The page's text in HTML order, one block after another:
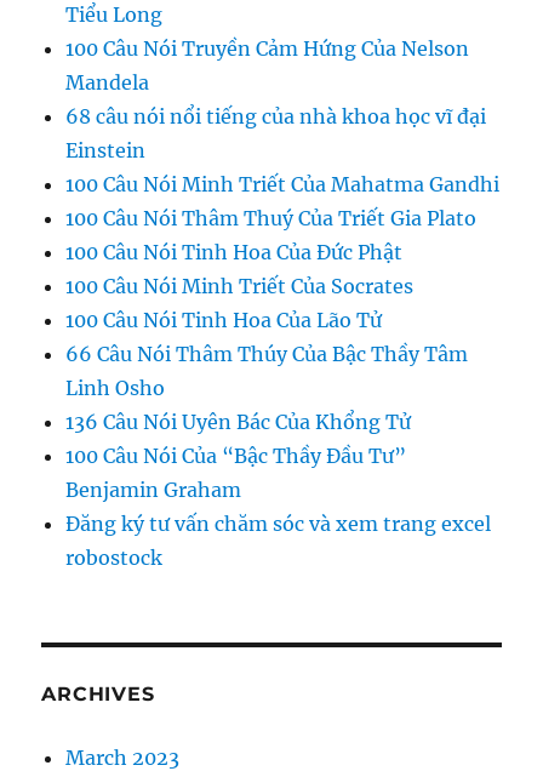
Tiểu Long
100 Câu Nói Truyền Cảm Hứng Của Nelson
Mandela
68 câu nói nổi tiếng của nhà khoa học vĩ đại
Einstein
100 Câu Nói Minh Triết Của Mahatma Gandhi
100 Câu Nói Thâm Thuý Của Triết Gia Plato
100 Câu Nói Tinh Hoa Của Đức Phật
100 Câu Nói Minh Triết Của Socrates
100 Câu Nói Tinh Hoa Của Lão Tử
66 Câu Nói Thâm Thúy Của Bậc Thầy Tâm
Linh Osho
136 Câu Nói Uyên Bác Của Khổng Tử
100 Câu Nói Của “Bậc Thầy Đầu Tư”
Benjamin Graham
Đăng ký tư vấn chăm sóc và xem trang excel
robostock
ARCHIVES
March 2023